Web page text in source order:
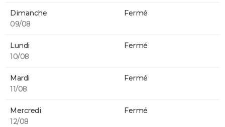
Dimanche
09/08
Fermé
Lundi
10/08
Fermé
Mardi
11/08
Fermé
Mercredi
12/08
Fermé